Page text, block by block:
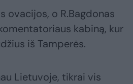
ovacijos, o R.Bagdonas
kabiną, kur
iš Tamperės.
Lietuvoje, tikrai vis